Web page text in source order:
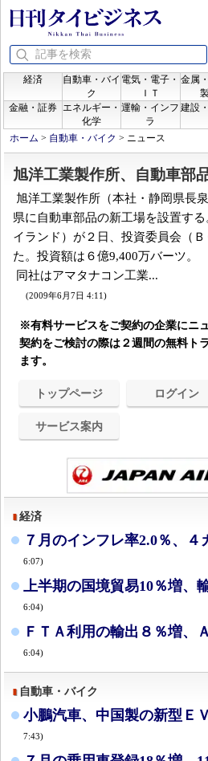
経済
自動車・バイ
ク
電気・電子・
ＩＴ
金属
金融・証券
エネルギー・
化学
運輸・インフ
ラ
建設
ホーム > 自動車・バイク > ニュース
旭洋工業製作所、自動車部
旭洋工業製作所（本社・静岡県長
県に自動車部品の新工場を設置す
イランド）が２日、投資委員会（
た。投資額は６億9,400万バーツ。
同社はアマタナコン工業...
(2009年6月7日 4:11)
※有料サービスをご契約の企業にニ
契約をご検討の際は２週間の無料ト
ます。
トップページ ログイン
サービス案内
経済
７月のインフレ率2.0％、４
6:07)
上半期の国境貿易10％増、
6:04)
ＦＴＡ利用の輸出８％増、
6:04)
自動車・バイク
小鵬汽車、中国製の新型Ｅ
7:43)